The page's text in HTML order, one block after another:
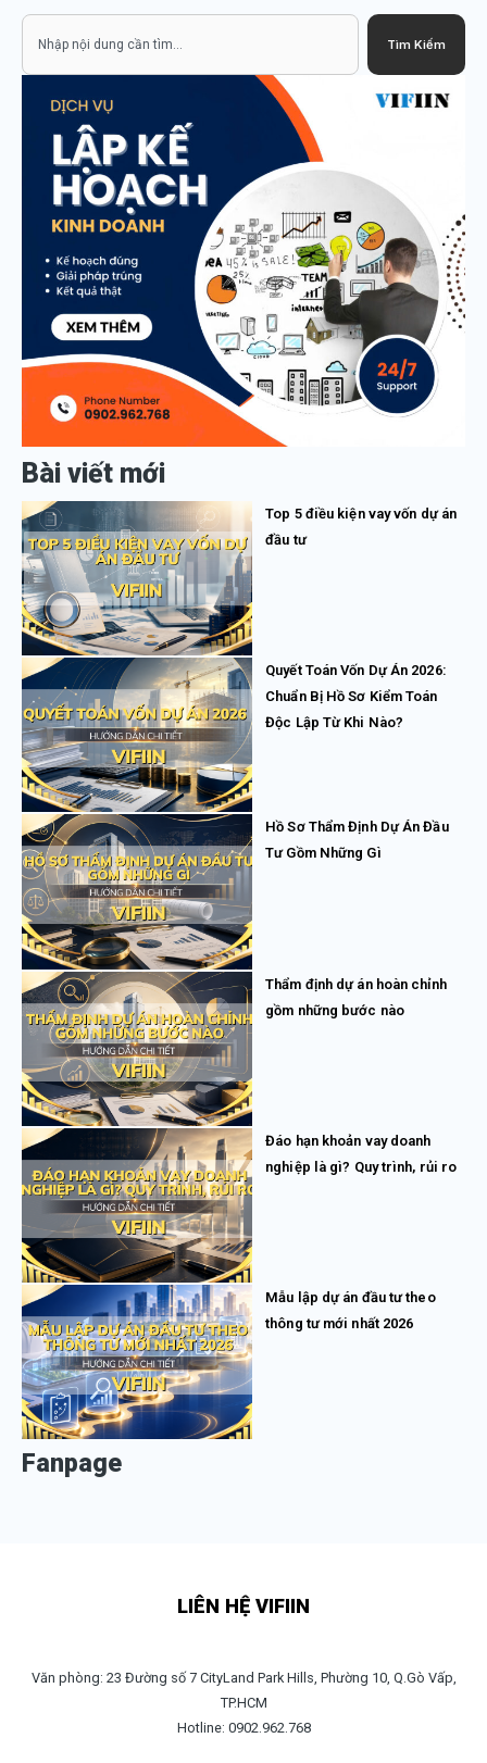
Tìm Kiếm
Bài viết mới
Top 5 điều kiện vay vốn dự án
đầu tư
Quyết Toán Vốn Dự Án 2026:
Chuẩn Bị Hồ Sơ Kiểm Toán
Độc Lập Từ Khi Nào?
Hồ Sơ Thẩm Định Dự Án Đầu
Tư Gồm Những Gì
Thẩm định dự án hoàn chỉnh
gồm những bước nào
Đáo hạn khoản vay doanh
nghiệp là gì? Quy trình, rủi ro
Mẫu lập dự án đầu tư theo
thông tư mới nhất 2026
Fanpage
LIÊN HỆ VIFIIN
Văn phòng: 23 Đường số 7 CityLand Park Hills, Phường 10, Q.Gò Vấp,
TP.HCM
Hotline: 0902.962.768